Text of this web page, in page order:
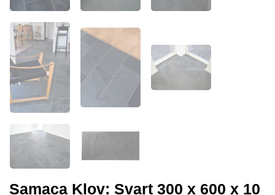
Samaca Klov: Svart 300 x 600 x 10